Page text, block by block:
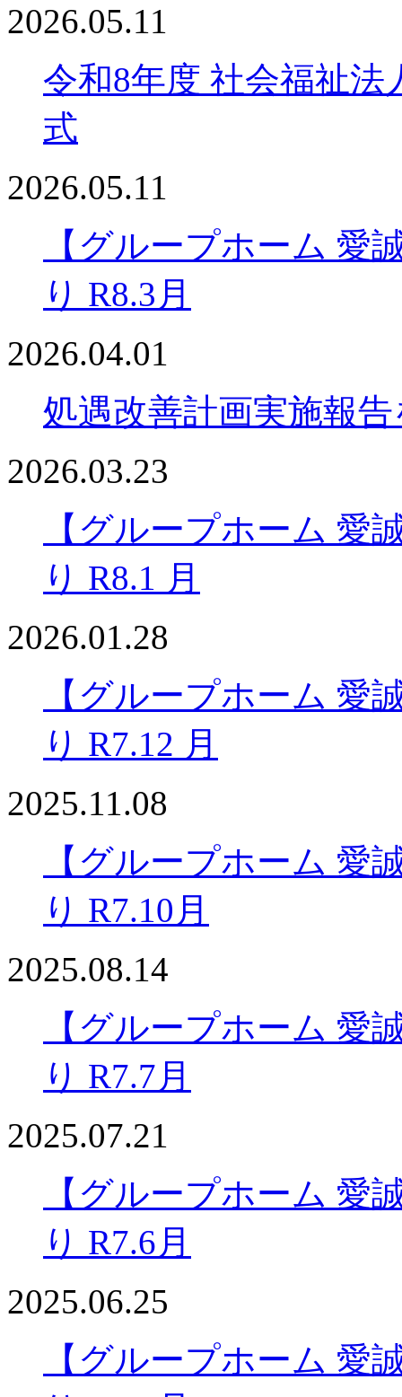
2026.05.11
令和8年度 社会福祉法
式
2026.05.11
【グループホーム 愛
り R8.3月
2026.04.01
処遇改善計画実施報
2026.03.23
【グループホーム 愛
り R8.1 月
2026.01.28
【グループホーム 愛
り R7.12 月
2025.11.08
【グループホーム 愛
り R7.10月
2025.08.14
【グループホーム 愛
り R7.7月
2025.07.21
【グループホーム 愛
り R7.6月
2025.06.25
【グループホーム 愛